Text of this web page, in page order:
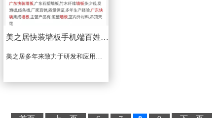
美之居快装墙板手机端百姓网竞价推广案例
美之居多年来致力于研发和应用装配式快装墙板系统整体解决方案，专为精装修住宅、公寓、别墅、五星级酒店、私人会所、商业办公商场、高级餐厅等高端场所装饰需求量身定制...